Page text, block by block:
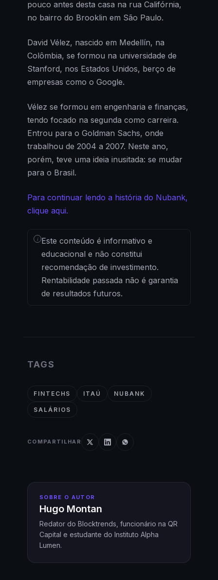
pouco antes desta casa na rua Califórnia,
no bairro do Brooklin em São Paulo.
David Vélez, nascido em Medellín, na
Colômbia, se formou na universidade de
Stanford, nos Estados Unidos, berço de
empresas como o Google.
Vélez se formou em engenharia e finanças,
tendo focado na segunda como carreira.
Entrou para o Goldman Sachs, onde
trabalhou de 2004 a 2007. Neste ano,
porém, teve uma ideia inusitada: se mudar
para o Brasil.
Para continuar lendo a história do Nubank,
clique aqui.
i Este conteúdo é informativo e
educacional e não constitui
recomendação de investimento.
Rentabilidade passada não é garantia
de resultados futuros.
TAGS
FINTECHS ITAÚ NUBANK
SALÁRIOS
COMPARTILHAR
SOBRE O AUTOR
Hugo Montan
Redator do Blocktrends, funcionário na QR
Capital e estudante do Instituto Alpha
Lumen.